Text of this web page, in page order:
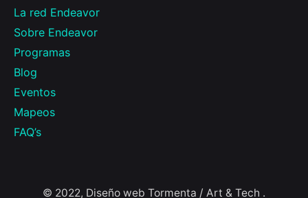
La red Endeavor
Sobre Endeavor
Programas
Blog
Eventos
Mapeos
FAQ’s
© 2022, Diseño web Tormenta / Art & Tech .